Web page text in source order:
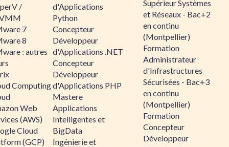
/
7
8
: autres
Computing
Web
(AWS)
Cloud
(GCP)
d'Applications
Python
Concepteur
Développeur
d'Applications .NET
Concepteur
Développeur
d'Applications PHP
Mastere
Applications
Intelligentes et
BigData
Ingénierie et
Supérieur Systèmes
et Réseaux - Bac+2
en continu
(Montpellier)
Formation
Administrateur
d'Infrastructures
Sécurisées - Bac+3
en continu
(Montpellier)
Formation
Concepteur
Développeur